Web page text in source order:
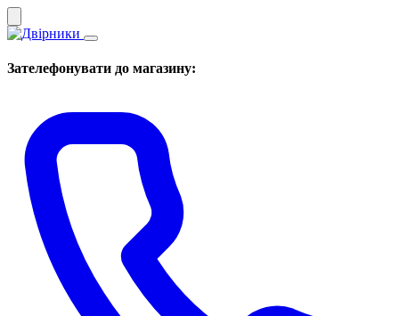
Зателефонувати до магазину: